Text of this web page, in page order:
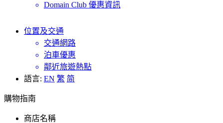
Domain Club 優惠資訊
位置及交通
交通網路
泊車優惠
鄰近旅遊熱點
語言: EN 繁 简
購物指南
商店名稱